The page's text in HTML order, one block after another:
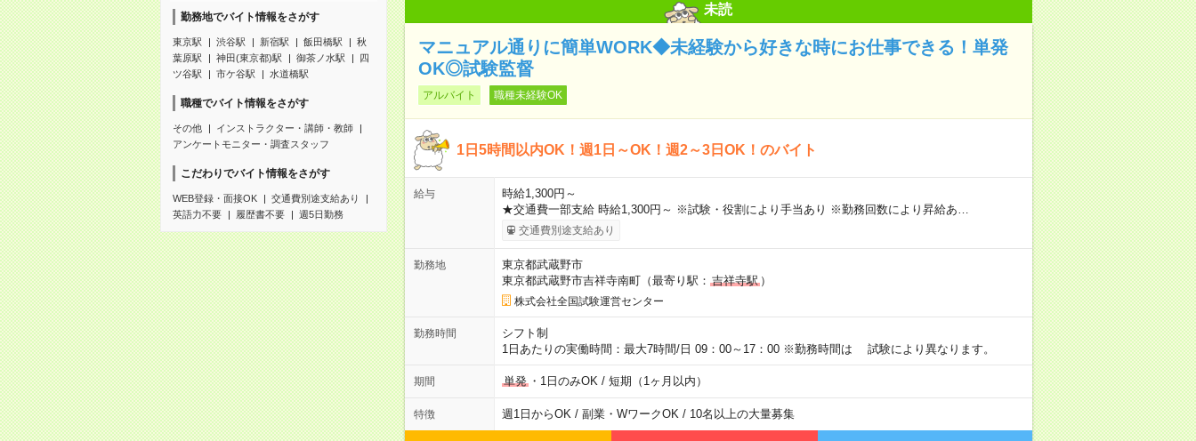
勤務地でバイト情報をさがす
東京駅 渋谷駅 新宿駅 飯田橋駅
秋
葉原駅
神田(東京都)駅 御茶ノ水駅
四
ツ谷駅
市ケ谷駅 水道橋駅
職種でバイト情報をさがす
その他
インストラクター・講師・教師
アンケートモニター・調査スタッフ
こだわりでバイト情報をさがす
WEB登録・面接OK
交通費別途支給あり
英語力不要
履歴書不要 週5日勤務
未読
マニュアル通りに簡単WORK◆未経験から好きな時にお仕事できる！単発
OK◎試験監督
アルバイト 職種未経験OK
1日5時間以内OK！週1日～OK！週2～3日OK！のバイト
給与
時給1,300円～
★交通費一部支給 時給1,300円～ ※試験・役割により手当あり ※勤務回数により昇給あ…
交通費別途支給あり
勤務地
東京都武蔵野市
東京都武蔵野市吉祥寺南町（最寄り駅： 吉祥寺駅）
株式会社全国試験運営センター
勤務時間
シフト制
1日あたりの実働時間：最大7時間/日 09：00～17：00 ※勤務時間は 試験により異なります。
期間 単発・1日のみOK / 短期（1ヶ月以内）
特徴 週1日からOK / 副業・WワークOK / 10名以上の大量募集